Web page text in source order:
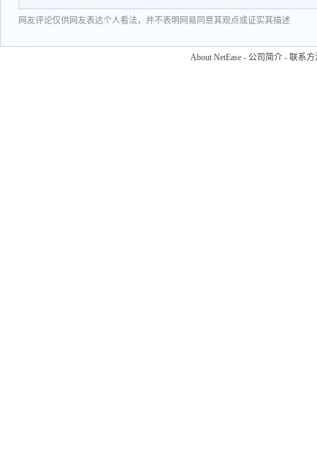
网友评论仅供网友表达个人看法，并不表明网易同意其观点或证实其描述
About NetEase - 公司简介 - 联系方